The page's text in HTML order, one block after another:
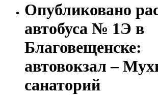
Опубликовано
автобуса № 1Э в
Благовещенске:
автовокзал –
санаторий